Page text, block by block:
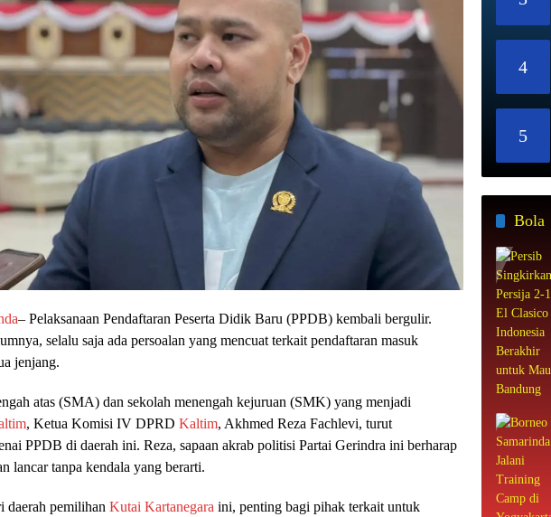
– Pelaksanaan Pendaftaran Peserta Didik Baru (PPDB) kembali bergulir.
selalu saja ada persoalan yang mencuat terkait pendaftaran masuk
jenjang.
atas (SMA) dan sekolah menengah kejuruan (SMK) yang menjadi
, Ketua Komisi IV DPRD Kaltim, Akhmed Reza Fachlevi, turut
PPDB di daerah ini. Reza, sapaan akrab politisi Partai Gerindra ini berharap
lancar tanpa kendala yang berarti.
daerah pemilihan Kutai Kartanegara ini, penting bagi pihak terkait untuk
4
5
Bola